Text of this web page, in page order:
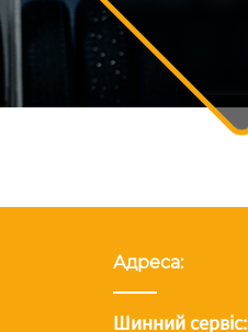
Адреса:
Шинний сервіс: